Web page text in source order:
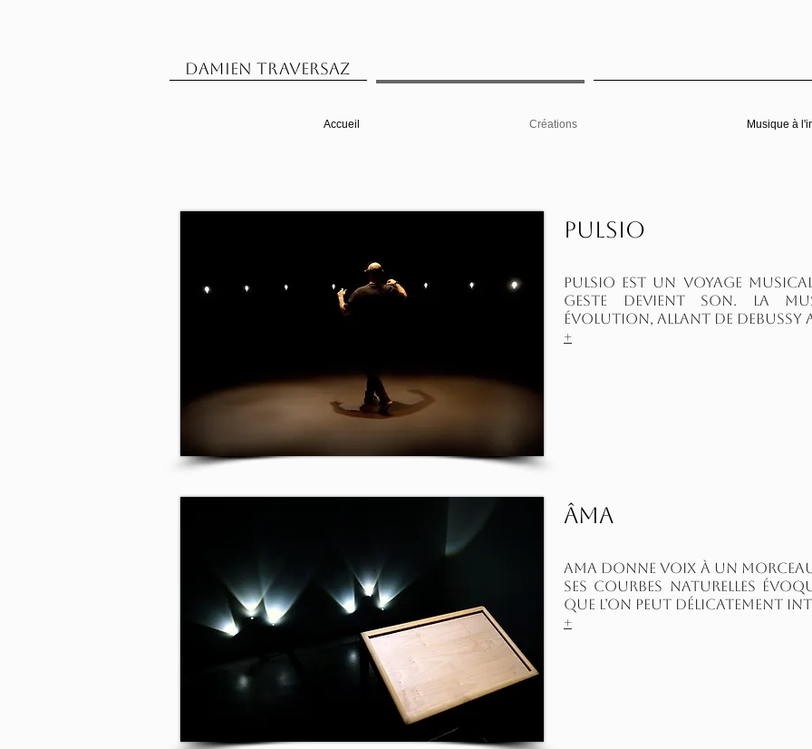
Damien Traversaz
Accueil Créations Musique à
Pulsio
pulsio est Un voyage
geste devient son. la
évolution, allant de
+
Âma
AMA donne voix à un
Ses courbes naturelles
que l’on peut délicatement
+